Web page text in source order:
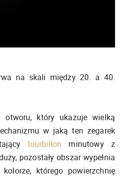
na skali między 20. a 40.
który ukazuje wielką
w jaką ten zegarek
tourbillon minutowy z
pozostały obszar wypełnia
którego powierzchnię